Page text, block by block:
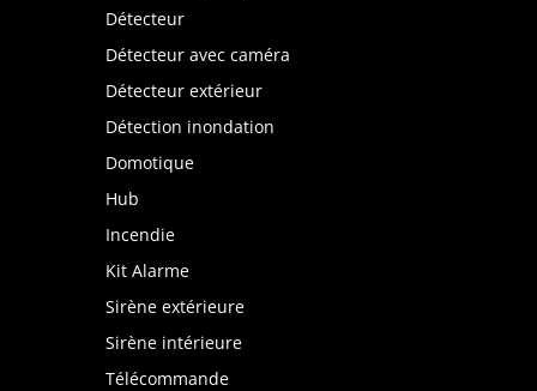
Détecteur
Détecteur avec caméra
Détecteur extérieur
Détection inondation
Domotique
Hub
Incendie
Kit Alarme
Sirène extérieure
Sirène intérieure
Télécommande